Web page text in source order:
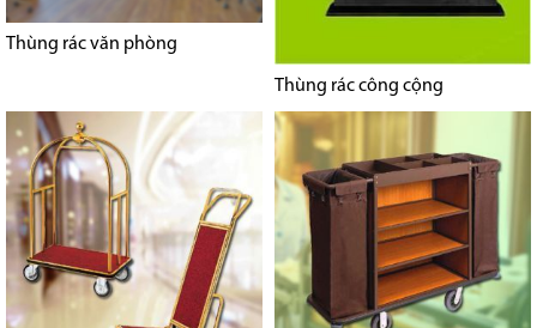
Thùng rác văn phòng
Thùng rác công cộng